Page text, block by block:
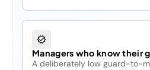
Managers who know their
A deliberately low guard-to-